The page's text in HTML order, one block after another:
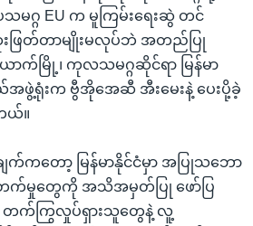
မဂ္ဂ EU က မူကြမ်းရေးဆွဲ တင်
ဆုံးဖြတ်တာမျိုးမလုပ်ဘဲ အတည်ပြု
က်မြို့၊ ကုလသမဂ္ဂဆိုင်ရာ မြန်မာ
ဖွဲ့ရုံးက ဗွီအိုအေဆီ အီးမေးနဲ့ ပေးပို့ခဲ့
ယ်။
က်ကတော့ မြန်မာနိုင်ငံမှာ အပြုသဘော
က်မှုတွေကို အသိအမှတ်ပြု ဖော်ပြ
တက်ကြွလှုပ်ရှားသူတွေနဲ့ လူ့